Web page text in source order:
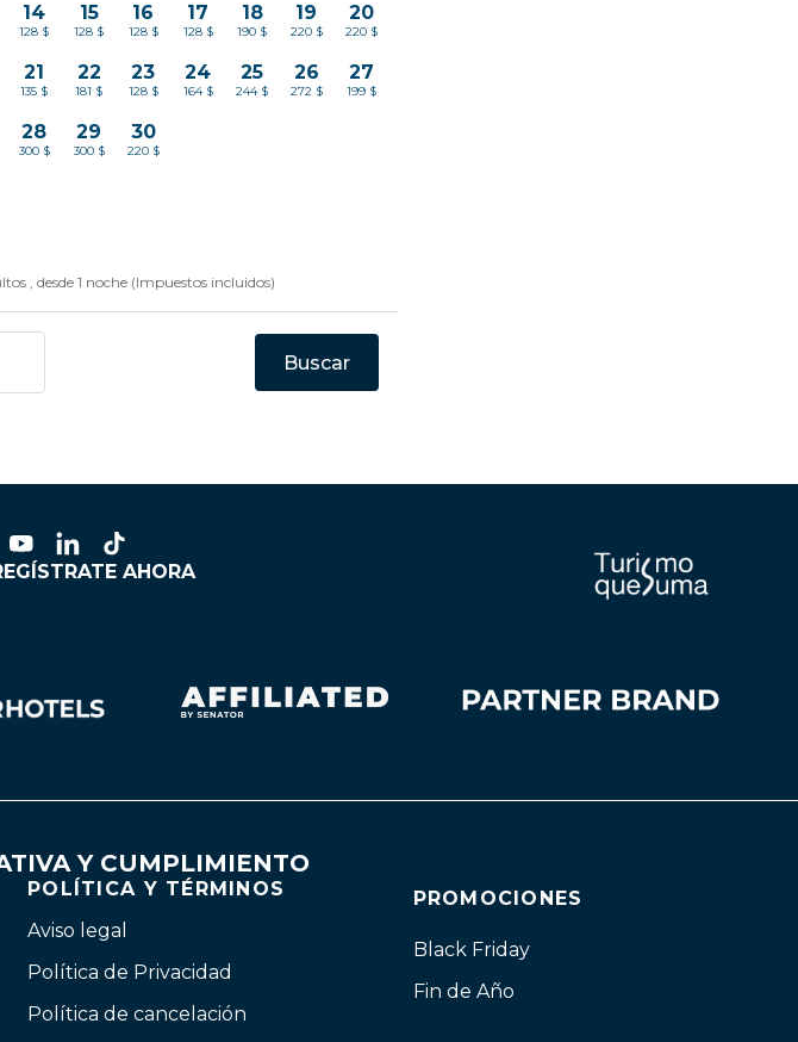
14
128 $
15
128 $
16
128 $
17
128 $
18
190 $
19
220 $
20
220 $
21
135 $
22
181 $
23
128 $
24
164 $
25
244 $
26
272 $
27
199 $
28
300 $
29
300 $
30
220 $
, desde 1 noche (Impuestos incluidos)
Buscar
AHORA
Y CUMPLIMIENTO
POLÍTICA Y TÉRMINOS
Aviso legal
Política de Privacidad
Política de cancelación
PROMOCIONES
Black Friday
Fin de Año